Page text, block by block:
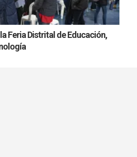
Feria Distrital de Educación,